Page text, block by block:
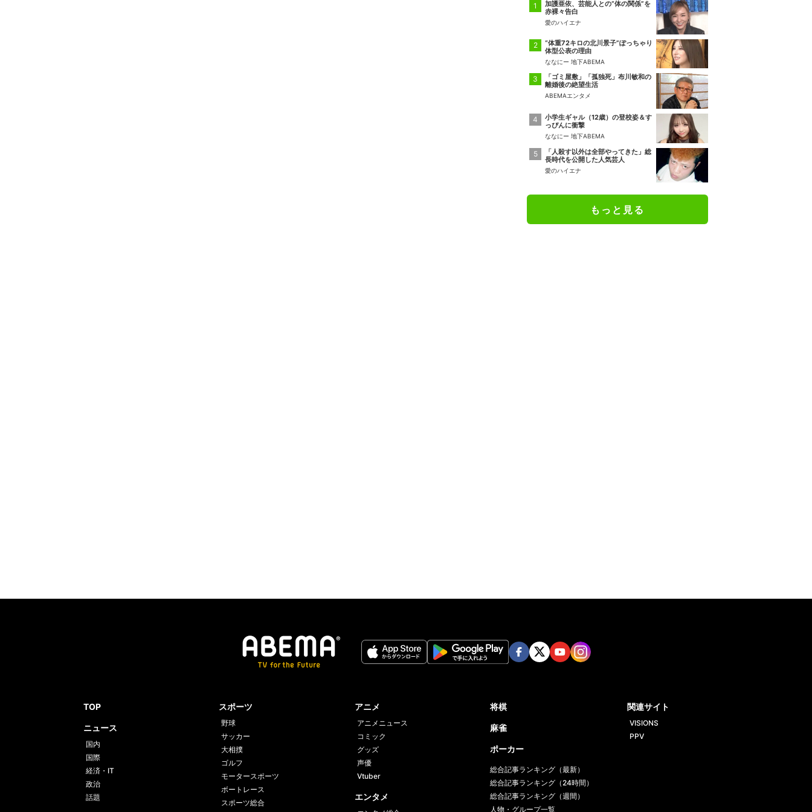
加護亜依、芸能人との“体の関係”を
赤裸々告白
愛のハイエナ
“体重72キロの北川景子”ぽっちゃり
体型公表の理由
ななにー 地下ABEMA
「ゴミ屋敷」「孤独死」布川敏和の
離婚後の絶望生活
ABEMAエンタメ
小学生ギャル（12歳）の登校姿＆す
っぴんに衝撃
ななにー 地下ABEMA
「人殺す以外は全部やってきた」総
長時代を公開した人気芸人
愛のハイエナ
もっと見る
TOP
ニュース
国内
国際
経済・IT
政治
話題
スポーツ
野球
サッカー
大相撲
ゴルフ
モータースポーツ
ボートレース
スポーツ総合
アニメ
アニメニュース
コミック
グッズ
声優
Vtuber
エンタメ
将棋
麻雀
ポーカー
総合記事ランキング（最新）
総合記事ランキング（24時間）
総合記事ランキング（週間）
人物・グループ一覧
関連サイト
VISIONS
PPV